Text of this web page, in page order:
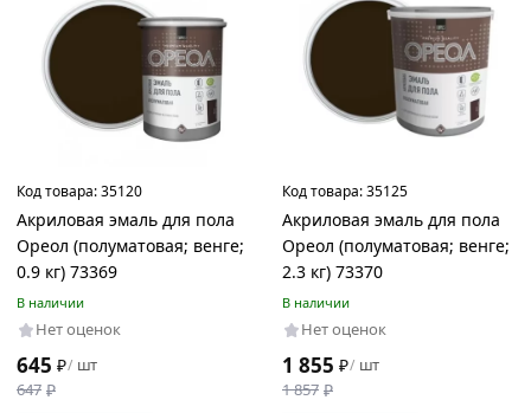
Код товара:35120
Акриловая эмаль для пола
Ореол (полуматовая; венге;
0.9 кг) 73369
В наличии
Нет оценок
645 ₽/ шт
647 ₽
Код товара:35125
Акриловая эмаль для пола
Ореол (полуматовая; венге;
2.3 кг) 73370
В наличии
Нет оценок
1 855 ₽/ шт
1 857 ₽